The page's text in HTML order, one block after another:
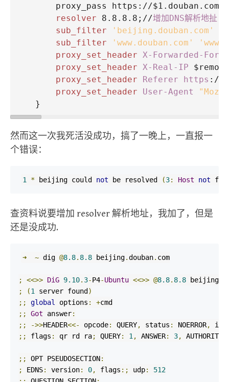
proxy_pass
https://$1.douban.com/
resolver 8.8.8.8;//增加DNS解析地扯
sub_filter
'beijing.douban.com'
sub_filter
'www.douban.com'
proxy_set_header
X-Forwarded-For
proxy_set_header
X-Real-IP
proxy_set_header
Referer https ://
proxy_set_header
User-Agent
    }
然而这一次我死活没成功，搞了一晚上，一直报一
个错误：
1 * beijing could not be resolved (3: Host not
查资料说要增加 resolver 解析地址，我加了，但是
还是没成功.
➜ ~ dig @8.8. 8.8 beijing.douban. com
; <<>> DiG 9.10. 3-P4-Ubuntu <<>> @8.8. 8.8 beijing
;
(1 server found )
;;
global options : +
;;
Got answer:
;;
->>HEADER<<- opcode: QUERY, status : NOERROR, id
;;
flags : qr rd ra; QUERY: 1 , ANSWER: 3, AUTHORITY
;; OPT PSEUDOSECTION:
;
EDNS: version: 0, flags :; udp:
512